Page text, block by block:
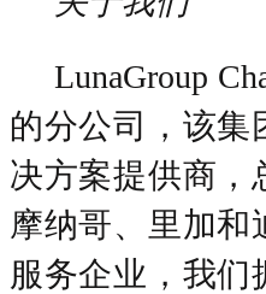
LunaGroup
的分公司，该集
决方案提供商，
摩纳哥、里加
服务企业，我